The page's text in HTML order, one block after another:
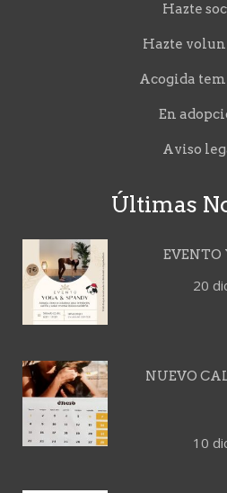
Hazte
Hazte
Acogida
En
Aviso
Últimas
EVENTO
20
NUEVO
10